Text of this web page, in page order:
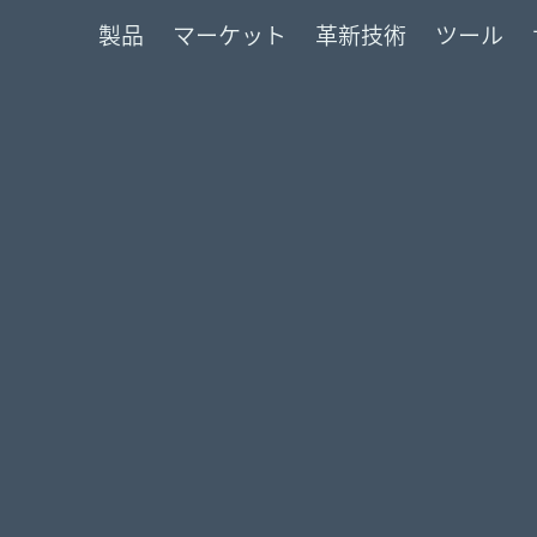
製品 マーケット 革新技術 ツール